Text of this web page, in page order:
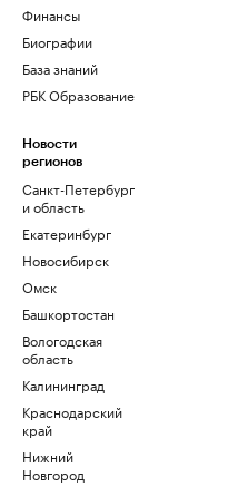
Финансы
Биографии
База знаний
РБК Образование
Новости
регионов
Санкт-Петербург
и область
Екатеринбург
Новосибирск
Омск
Башкортостан
Вологодская
область
Калининград
Краснодарский
край
Нижний
Новгород